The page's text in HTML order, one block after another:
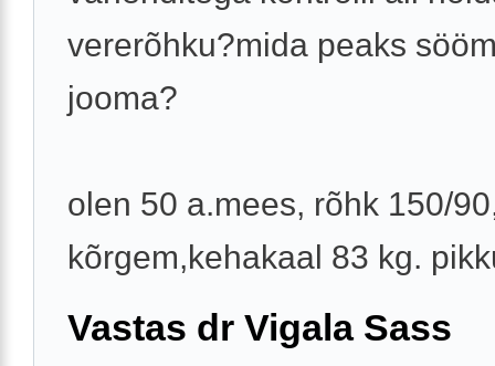
vererõhku?mida peaks
jooma?
olen 50 a.mees, rõhk 150/
kõrgem,kehakaal 83 kg.
Vastas dr Vigala Sass